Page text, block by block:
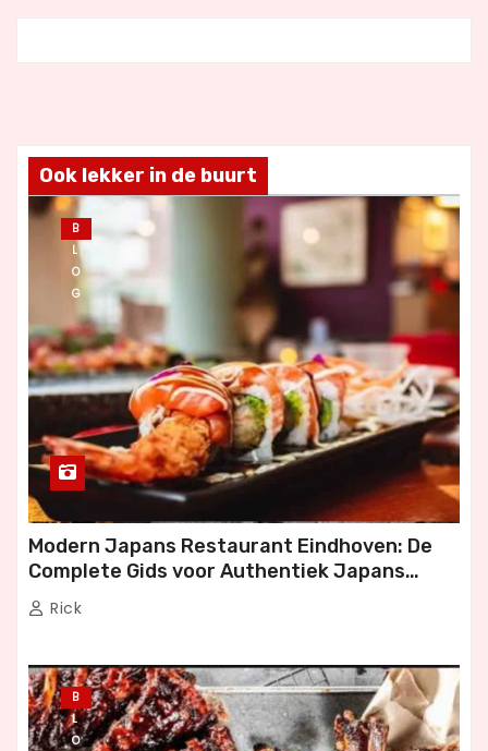
Ook lekker in de buurt
B
L
O
G
Modern Japans Restaurant Eindhoven: De
Complete Gids voor Authentiek Japans
Dineren
Rick
B
L
O